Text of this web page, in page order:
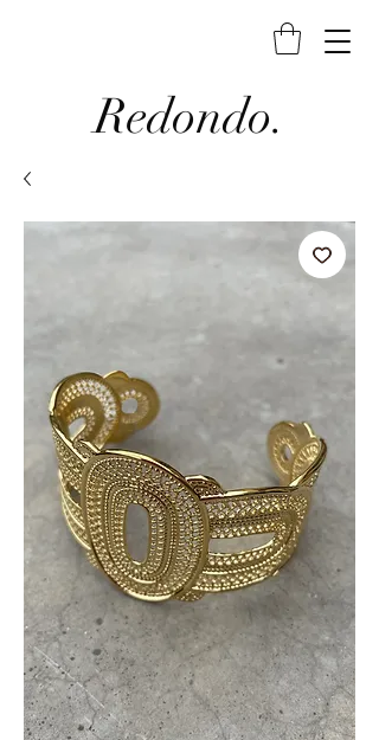
Redondo.